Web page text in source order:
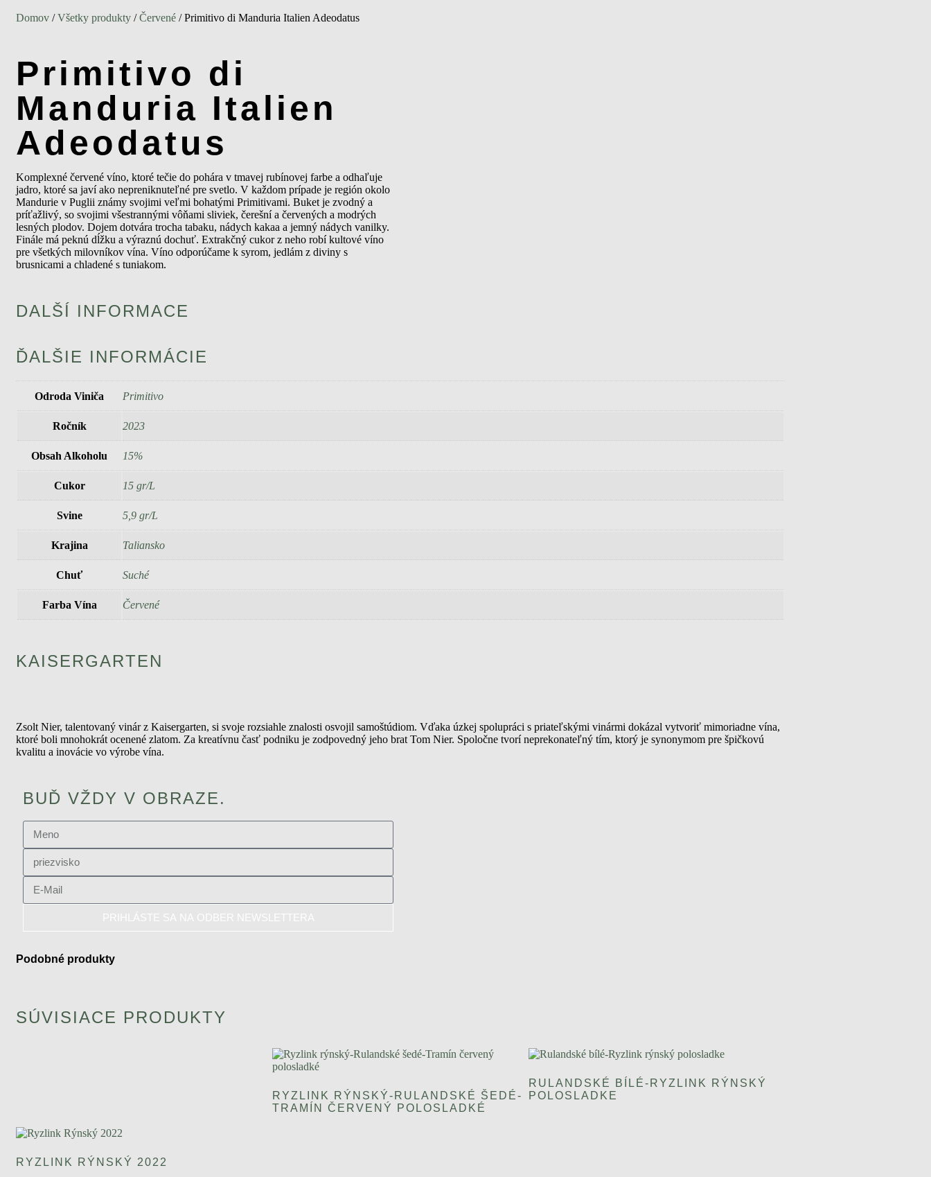
Domov /Všetky produkty /Červené / Primitivo di Manduria Italien Adeodatus
Primitivo di
Manduria Italien
Adeodatus
Komplexné červené víno, ktoré tečie do pohára v tmavej rubínovej farbe a odhaľuje
jadro, ktoré sa javí ako nepreniknuteľné pre svetlo. V každom prípade je región okolo
Mandurie v Puglii známy svojimi veľmi bohatými Primitivami. Buket je zvodný a
príťažlivý, so svojimi všestrannými vôňami sliviek, čerešní a červených a modrých
lesných plodov. Dojem dotvára trocha tabaku, nádych kakaa a jemný nádych vanilky.
Finále má peknú dĺžku a výraznú dochuť. Extrakčný cukor z neho robí kultové víno
pre všetkých milovníkov vína. Víno odporúčame k syrom, jedlám z diviny s
brusnicami a chladené s tuniakom.
DALŠÍ INFORMACE
ĎALŠIE INFORMÁCIE
Odroda Viniča Primitivo
Ročník 2023
Obsah Alkoholu 15%
Cukor 15 gr/L
Svine 5,9 gr/L
Krajina Taliansko
Chuť Suché
Farba Vína Červené
KAISERGARTEN
Zsolt Nier, talentovaný vinár z Kaisergarten, si svoje rozsiahle znalosti osvojil samoštúdiom. Vďaka úzkej spolupráci s priateľskými vinármi dokázal vytvoriť mimoriadne vína,
ktoré boli mnohokrát ocenené zlatom. Za kreatívnu časť podniku je zodpovedný jeho brat Tom Nier. Spoločne tvorí neprekonateľný tím, ktorý je synonymom pre špičkovú
kvalitu a inovácie vo výrobe vína.
BUĎ VŽDY V OBRAZE.
PRIHLÁSTE SA NA ODBER NEWSLETTERA
Podobné produkty
SÚVISIACE PRODUKTY
RYZLINK RÝNSKÝ-RULANDSKÉ ŠEDÉ-
TRAMÍN ČERVENÝ POLOSLADKÉ
RULANDSKÉ BÍLÉ-RYZLINK RÝNSKÝ
POLOSLADKE
RYZLINK RÝNSKÝ 2022